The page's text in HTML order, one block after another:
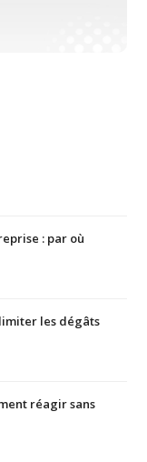
: par où
les dégâts
réagir sans